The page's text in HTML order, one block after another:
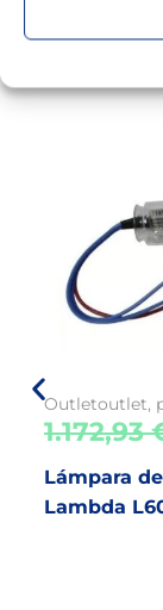
Outletoutlet,
1.172,93
Lámpara
Lambda